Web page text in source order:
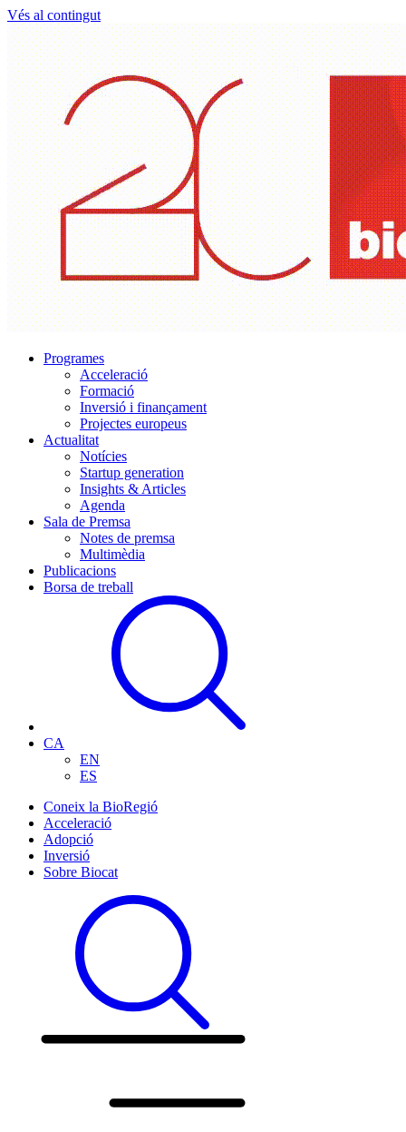
Vés al contingut
Programes
Acceleració
Formació
Inversió i finançament
Projectes europeus
Actualitat
Notícies
Startup generation
Insights & Articles
Agenda
Sala de Premsa
Notes de premsa
Multimèdia
Publicacions
Borsa de treball
CA
EN
ES
Coneix la BioRegió
Acceleració
Adopció
Inversió
Sobre Biocat